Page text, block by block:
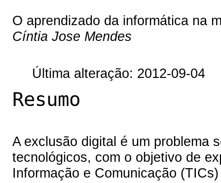
O aprendizado da informática na
Cíntia Jose Mendes
Última alteração: 2012-09-04
Resumo
A exclusão digital é um problema
tecnológicos, com o objetivo de
Informação e Comunicação